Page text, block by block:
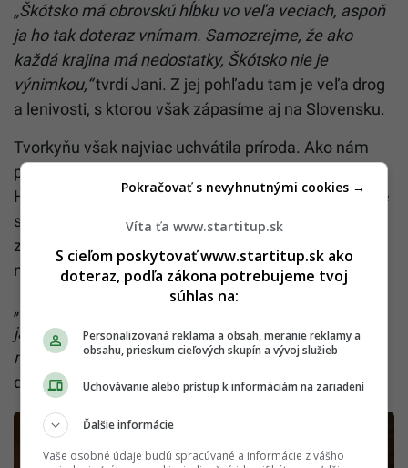
„Škótsko má obrovskú hĺbku vo veľa veciach, aspoň
ja ho tak doteraz vnímam. Samozrejme, že ako
každá krajina má nedostatky, Škótsko nie je
výnimkou,“tvrdí Jani. Z jej pohľadu tam je veľa drog
a lenivosti, s ktorou však zápasíme aj na Slovensku.
Tvorkyňu však najviac uchvátila príroda. Ako nám
prezradila, najväčšiu lásku našla v prostredí na štýl
Hobita. Taktiež si obľúbila tajuplné miesta, kučeravé
stromy a mach, ktoré tvoria množstvo odtieňov
zelenej a hnedej. Celá krajina pôsobí podľa Jani
nedotknuto a magicky, akoby tam zastal čas.
„Veľmi mi to chýba. Vzduch, more, hrady uprostred
jazier, tulene vyhrievajúce sa na skalách, líšky v
meste, jelene bežne na kopcoch, proste divočina,“
dodáva.
Víta ťa www.startitup.sk
S cieľom poskytovať www.startitup.sk ako
doteraz, podľa zákona potrebujeme tvoj
súhlas na:
Personalizovaná reklama a obsah, meranie reklamy a
obsahu, prieskum cieľových skupín a vývoj služieb
Uchovávanie alebo prístup k informáciám na zariadení
Ďalšie informácie
Vaše osobné údaje budú spracúvané a informácie z vášho
Pokračovať s nevyhnutnými cookies →